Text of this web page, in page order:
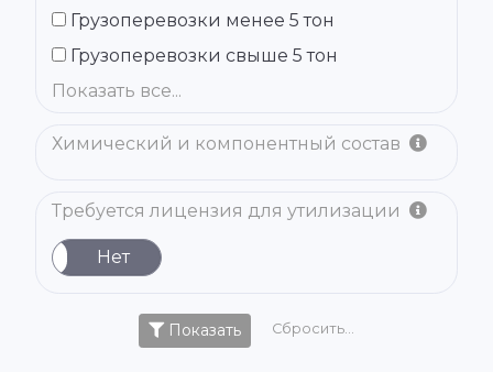
Грузоперевозки менее 5 тон
Грузоперевозки свыше 5 тон
Показать все...
Химический и компонентный состав
Требуется лицензия для утилизации
Нет
Показать Сбросить...